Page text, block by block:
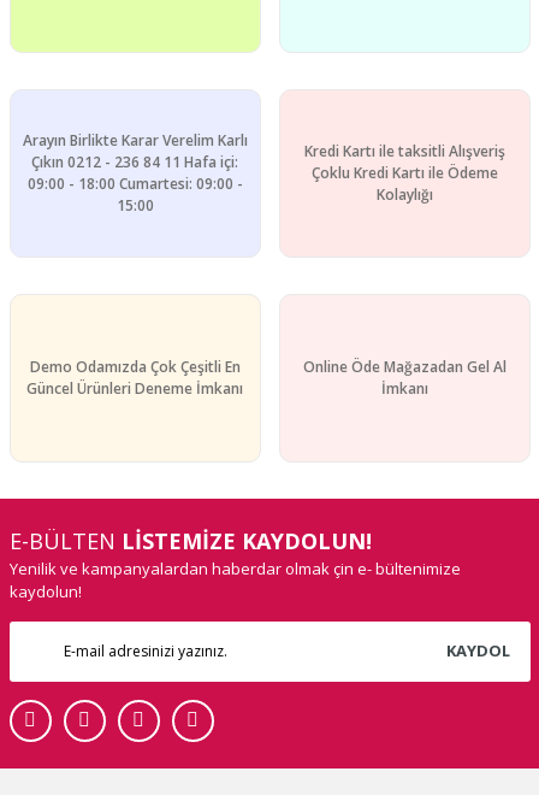
Arayın Birlikte Karar Verelim Karlı
Çıkın 0212 - 236 84 11 Hafa içi:
09:00 - 18:00 Cumartesi: 09:00 -
15:00
Kredi Kartı ile taksitli Alışveriş
Çoklu Kredi Kartı ile Ödeme
Kolaylığı
Demo Odamızda Çok Çeşitli En
Güncel Ürünleri Deneme İmkanı
Online Öde Mağazadan Gel Al
İmkanı
E-BÜLTEN LİSTEMİZE KAYDOLUN!
Yenilik ve kampanyalardan haberdar olmak çin e- bültenimize
kaydolun!
KAYDOL